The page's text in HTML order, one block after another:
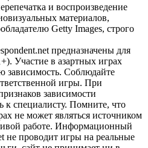
и воспроизведение
материалов,
Getty Images, строго
предназначены для
Участие в азартных играх
зависимость. Соблюдайте
игры. При
зависимости
к специалисту. Помните, что
не может являться источником
работе. Информационный
не проводит игры на реальные